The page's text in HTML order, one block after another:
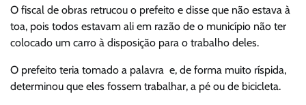
O fiscal de obras retrucou o prefeito e disse que não estava à
toa, pois todos estavam ali em razão de o município não ter
colocado um carro à disposição para o trabalho deles.
O prefeito teria tomado a palavra e, de forma muito ríspida,
determinou que eles fossem trabalhar, a pé ou de bicicleta.